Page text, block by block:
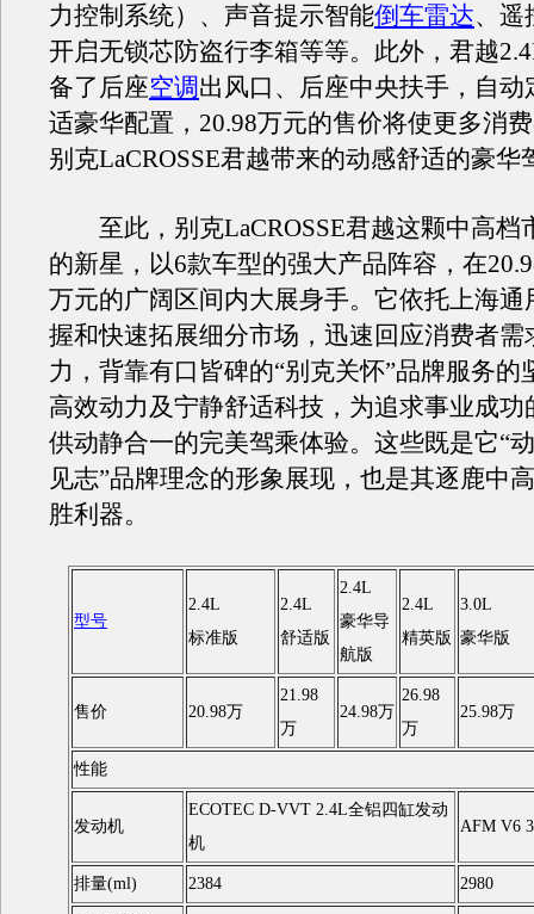
力控制系统）、声音提示智能倒车雷达、遥
开启无锁芯防盗行李箱等等。此外，君越
备了后座空调出风口、后座中央扶手，自动
适豪华配置，20.98万元的售价将使更多消
别克LaCROSSE君越带来的动感舒适的豪华
至此，别克LaCROSSE君越这颗中高档
的新星，以6款车型的强大产品阵容，在
万元的广阔区间内大展身手。它依托上海通
握和快速拓展细分市场，迅速回应消费者需
力，背靠有口皆碑的“别克关怀”品牌服务的
高效动力及宁静舒适科技，为追求事业成功
供动静合一的完美驾乘体验。这些既是它“
见志”品牌理念的形象展现，也是其逐鹿中
胜利器。
型号
2.4L
标准版
2.4L
舒适版
2.4L
豪华导
航版
2.4L
精英版
3.0L
豪华版
售价 20.98万
21.98
万
24.98万
26.98
万
25.98万
性能
发动机
ECOTEC D-VVT 2.4L全铝四缸发动
机
AFM V6
排量(ml) 2384 2980